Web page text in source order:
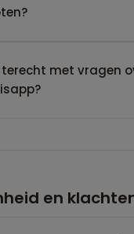
met vragen
en